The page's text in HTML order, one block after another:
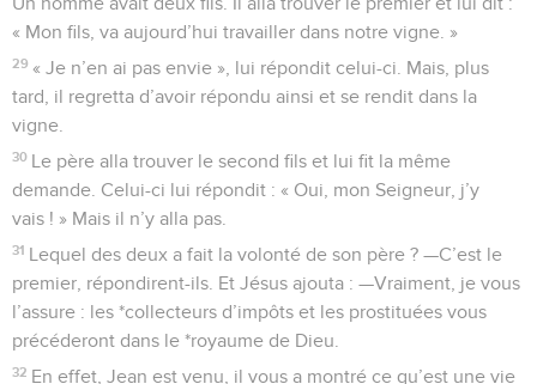
« Mon fils, va aujourd’hui travailler dans notre vigne. »
29 « Je n’en ai pas envie », lui répondit celui-ci. Mais, plus
tard, il regretta d’avoir répondu ainsi et se rendit dans la
vigne.
30 Le père alla trouver le second fils et lui fit la même
demande. Celui-ci lui répondit : « Oui, mon Seigneur, j’y
vais ! » Mais il n’y alla pas.
31 Lequel des deux a fait la volonté de son père ? —C’est le
premier, répondirent-ils. Et Jésus ajouta : —Vraiment, je vous
l’assure : les *collecteurs d’impôts et les prostituées vous
précéderont dans le *royaume de Dieu.
32 En effet, Jean est venu, il vous a montré ce qu’est une vie